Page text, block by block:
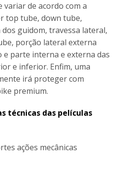
variar de acordo com a
top tube, down tube,
guidom, travessa lateral,
porção lateral externa
e parte interna e externa das
e inferior. Enfim, uma
irá proteger com
premium.
técnicas das películas
ações mecânicas